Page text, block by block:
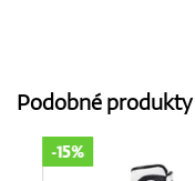
Podobné produkty
-15%